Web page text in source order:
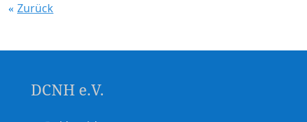
Zurück
DCNH e.V.